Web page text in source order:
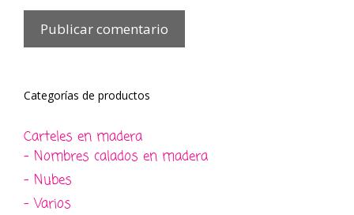
Categorías de productos
Carteles en madera
- Nombres calados en madera
- Nubes
- Varios